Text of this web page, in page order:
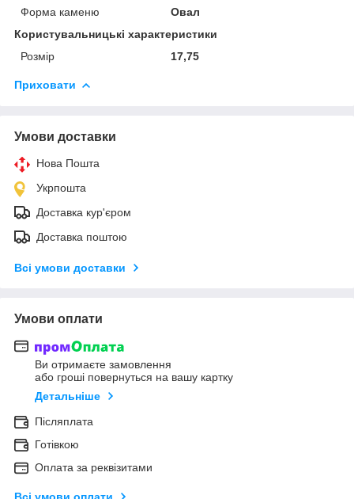
Форма каменю
Овал
Користувальницькі характеристики
Розмір
17,75
Приховати
Умови доставки
Нова Пошта
Укрпошта
Доставка кур'єром
Доставка поштою
Всі умови доставки
Умови оплати
Ви отримаєте замовлення
або гроші повернуться на вашу картку
Детальніше
Післяплата
Готівкою
Оплата за реквізитами